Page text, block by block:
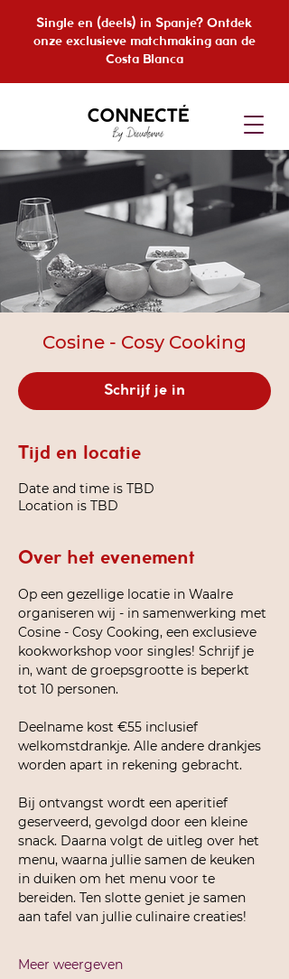
Single en (deels) in Spanje? Ontdek
onze exclusieve matchmaking aan de
Costa Blanca
Cosine - Cosy Cooking
Schrijf je in
Tijd en locatie
Date and time is TBD
Location is TBD
Over het evenement
Op een gezellige locatie in Waalre
organiseren wij - in samenwerking met
Cosine - Cosy Cooking, een exclusieve
kookworkshop voor singles! Schrijf je
in, want de groepsgrootte is beperkt
tot 10 personen.
Deelname kost €55 inclusief
welkomstdrankje. Alle andere drankjes
worden apart in rekening gebracht.
Bij ontvangst wordt een aperitief
geserveerd, gevolgd door een kleine
snack. Daarna volgt de uitleg over het
menu, waarna jullie samen de keuken
in duiken om het menu voor te
bereiden. Ten slotte geniet je samen
aan tafel van jullie culinaire creaties!
Meer weergeven